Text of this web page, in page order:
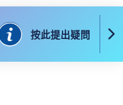
互聯網及支援
行。建議選用
。否則，申請人
按此提出疑問
折